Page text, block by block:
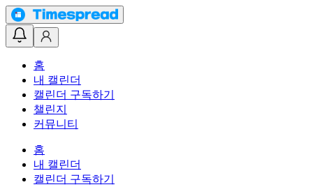
홈
내 캘린더
캘린더 구독하기
챌린지
커뮤니티
홈
내 캘린더
캘린더 구독하기